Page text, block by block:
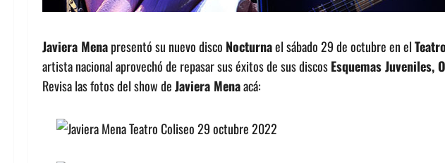
Javiera Menapresentó su nuevo disco Nocturnael sábado 29 de octubre en el
artista nacional aprovechó de repasar sus éxitos de sus discosEsquemas Juveniles,
Revisa las fotos del show deJaviera Menaacá: